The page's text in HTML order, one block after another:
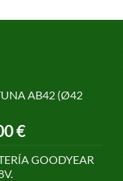
AB42 (Ø42
€El
precio
actual
GOODYEAR